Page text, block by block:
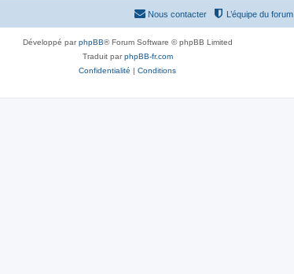
L’équipe du forum
Nous contacter
Développé parphpBB® Forum Software © phpBB Limited
Traduit parphpBB-fr.com
Confidentialité | Conditions